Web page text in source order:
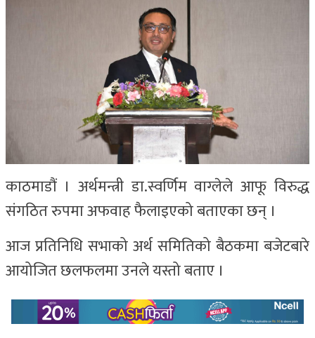
काठमाडौं । अर्थमन्त्री डा.स्वर्णिम वाग्लेले आफू विरुद्ध
संगठित रुपमा अफवाह फैलाइएको बताएका छन् ।
आज प्रतिनिधि सभाको अर्थ समितिको बैठकमा बजेटबारे
आयोजित छलफलमा उनले यस्तो बताए ।